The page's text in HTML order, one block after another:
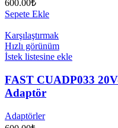
600.00₺
Sepete Ekle
Karşılaştırmak
Hızlı görünüm
İstek listesine ekle
FAST CUADP033
Adaptör
Adaptörler